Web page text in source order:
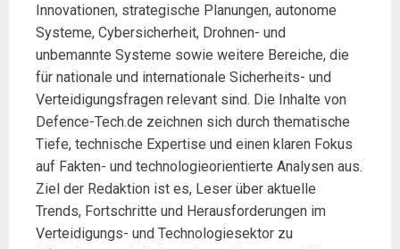
Innovationen, strategische Planungen, autonome
Systeme, Cybersicherheit, Drohnen- und
unbemannte Systeme sowie weitere Bereiche, die
für nationale und internationale Sicherheits- und
Verteidigungsfragen relevant sind. Die Inhalte von
Defence-Tech.de zeichnen sich durch thematische
Tiefe, technische Expertise und einen klaren Fokus
auf Fakten- und technologieorientierte Analysen aus.
Ziel der Redaktion ist es, Leser über aktuelle
Trends, Fortschritte und Herausforderungen im
Verteidigungs- und Technologiesektor zu